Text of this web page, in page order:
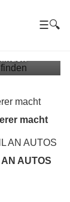
☰🔍
für
macht
AUTOS